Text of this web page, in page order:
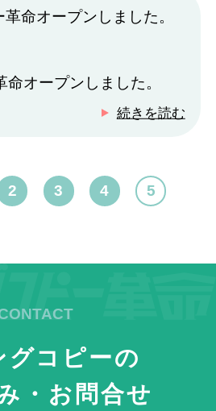
オープンしました。
続きを読む
2 3 4 5
グコピーの
・お問合せ